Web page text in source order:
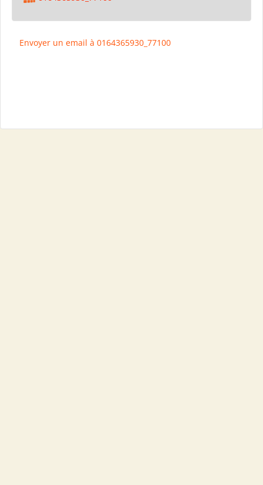
Envoyer un email à 0164365930_77100